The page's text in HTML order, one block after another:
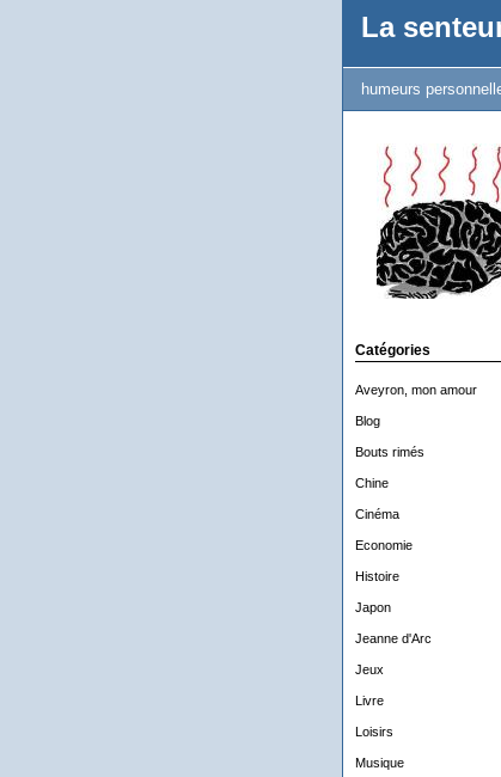
La
humeurs
Catégories
Aveyron, mon amour
Blog
Bouts rimés
Chine
Cinéma
Economie
Histoire
Japon
Jeanne d'Arc
Jeux
Livre
Loisirs
Musique